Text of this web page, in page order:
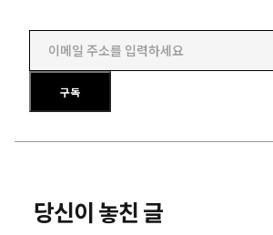
이메일 주소를 입력하세요
구독
당신이 놓친 글